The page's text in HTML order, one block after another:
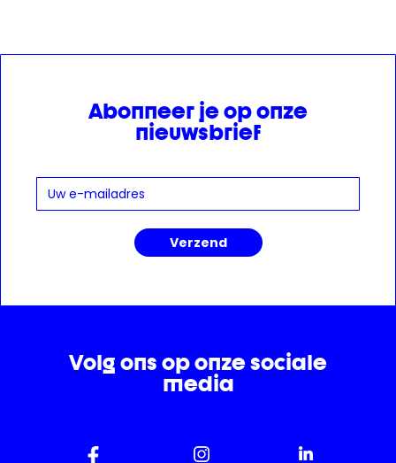
Abonneer je op onze
nieuwsbrief
Volg ons op onze sociale
media